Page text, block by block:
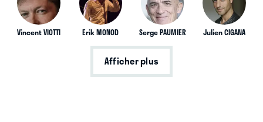
Vincent VIOTTI Erik MONOD Serge PAUMIER Julien CIGANA
Afficher plus